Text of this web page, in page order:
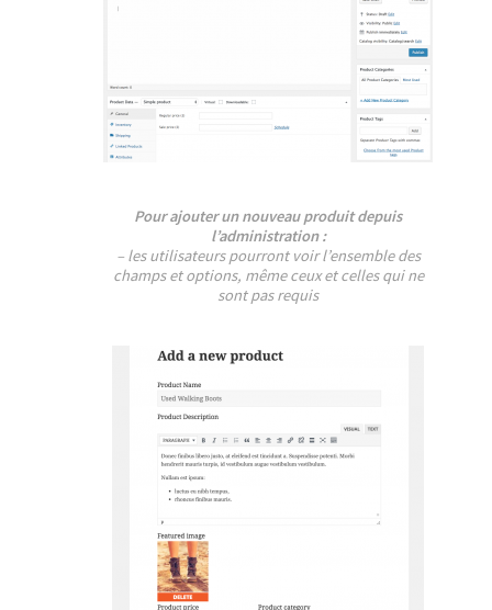
Pour ajouter un nouveau produit depuis
l’administration :
– les utilisateurs pourront voir l’ensemble des
champs et options, même ceux et celles qui ne
sont pas requis